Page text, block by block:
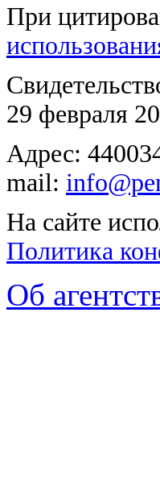
При
29 февраля
Адрес:
mail:
На сайте
Политика
Об